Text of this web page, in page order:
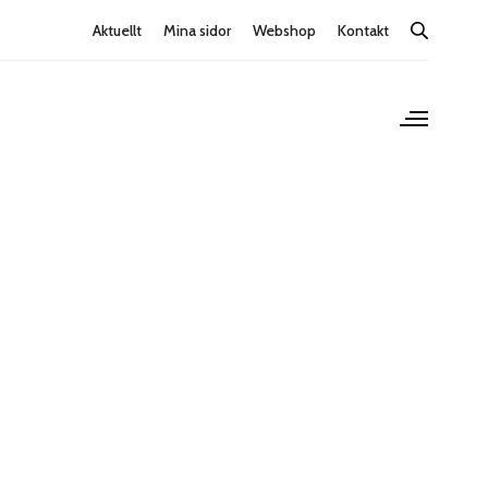
Aktuellt Mina sidor Webshop Kontakt